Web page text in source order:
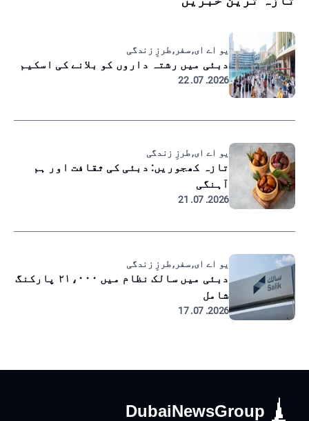
یو اے ای, سفر, طرزِ زندگی
دبئی میں رشتہ داروں کو بلانے کی اسکیم
2026. 07. 22
یو اے ای, طرزِ زندگی
تازہ کھجوریں: دبئی کی ثقافت اور ہم
آہنگی
2026. 07. 21
یو اے ای, سفر, طرزِ زندگی
دبئی میں سالک نظام میں ۲۱،۰۰۰ پارکنگ
شامل
2026. 07. 17
DubaiNewsGroup